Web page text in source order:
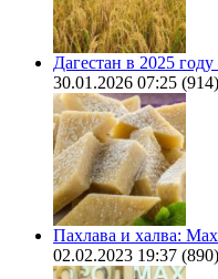
Дагестан в 2025
30.01.2026 07:25 (914)
Пахлава и халва:
02.02.2023 19:37 (890)